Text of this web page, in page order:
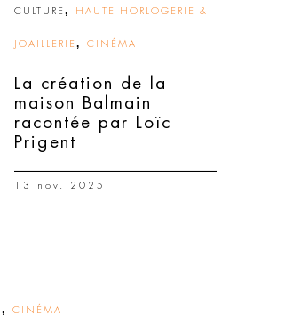
CULTURE , HAUTE HORLOGERIE &
JOAILLERIE , CINÉMA
La création de la
maison Balmain
racontée par Loïc
Prigent
13 nov. 2025
, CINÉMA